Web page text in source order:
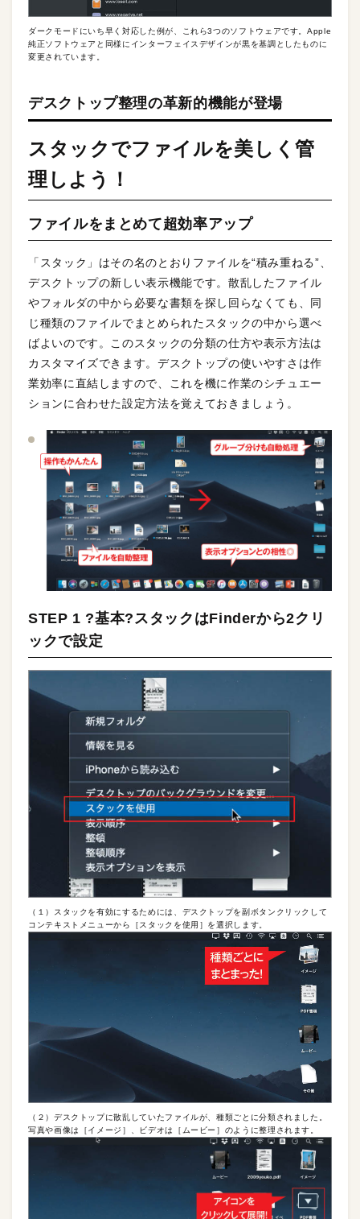
ダークモードにいち早く対応した例が、これら3つのソフトウェアです。Apple
純正ソフトウェアと同様にインターフェイスデザインが黒を基調としたものに
変更されています。
デスクトップ整理の革新的機能が登場
スタックでファイルを美しく管
理しよう！
ファイルをまとめて超効率アップ
「スタック」はその名のとおりファイルを“積み重ねる”、
デスクトップの新しい表示機能です。散乱したファイル
やフォルダの中から必要な書類を探し回らなくても、同
じ種類のファイルでまとめられたスタックの中から選べ
ばよいのです。このスタックの分類の仕方や表示方法は
カスタマイズできます。デスクトップの使いやすさは作
業効率に直結しますので、これを機に作業のシチュエー
ションに合わせた設定方法を覚えておきましょう。
STEP 1 ?基本?スタックはFinderから2クリ
ックで設定
（１）スタックを有効にするためには、デスクトップを副ボタンクリックして
コンテキストメニューから［スタックを使用］を選択します。
（２）デスクトップに散乱していたファイルが、種類ごとに分類されました。
写真や画像は［イメージ］、ビデオは［ムービー］のように整理されます。